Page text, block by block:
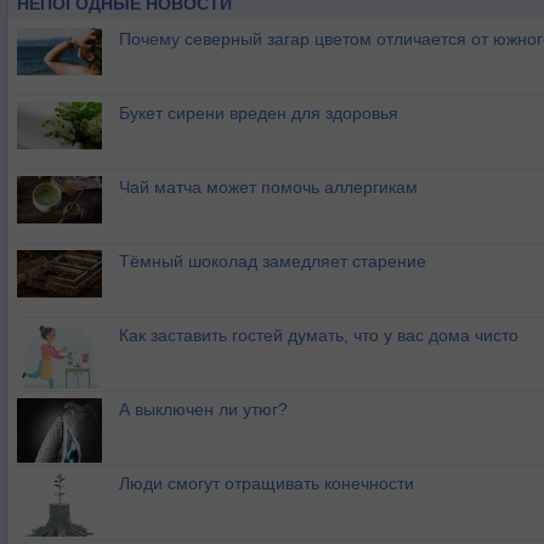
НЕПОГОДНЫЕ НОВОСТИ
Почему северный загар цветом отличается от
Букет сирени вреден для здоровья
Чай матча может помочь аллергикам
Тёмный шоколад замедляет старение
Как заставить гостей думать, что у вас дома чисто
А выключен ли утюг?
Люди смогут отращивать конечности